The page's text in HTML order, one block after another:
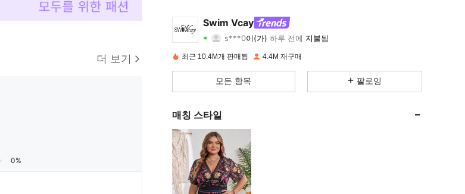
더 보기
0%
Swim Vcay
4.90 11K
s***0이(가)하루 전에
k***8다음6시간 전
4.90 11K 599K
4.90 11K 599K
4.90 11K
4.90 11K
최근 10.4M개 판매됨 4.4M 재구매
모든 항목 팔로잉
매칭 스타일